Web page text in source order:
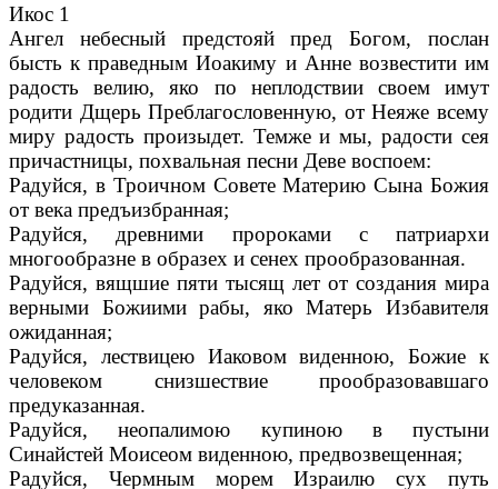
Икос 1
Ангел небесный предстояй пред Богом, послан
бысть к праведным Иоакиму и Анне возвестити им
радость велию, яко по неплодствии своем имут
родити Дщерь Преблагословенную, от Неяже всему
миру радость произыдет. Темже и мы, радости сея
причастницы, похвальная песни Деве воспоем:
Радуйся, в Троичном Совете Материю Сына Божия
от века предъизбранная;
Радуйся, древними пророками с патриархи
многообразне в образех и сенех прообразованная.
Радуйся, вящшие пяти тысящ лет от создания мира
верными Божиими рабы, яко Матерь Избавителя
ожиданная;
Радуйся, лествицею Иаковом виденною, Божие к
человеком снизшествие прообразовавшаго
предуказанная.
Радуйся, неопалимою купиною в пустыни
Синайстей Моисеом виденною, предвозвещенная;
Радуйся, Чермным морем Израилю сух путь